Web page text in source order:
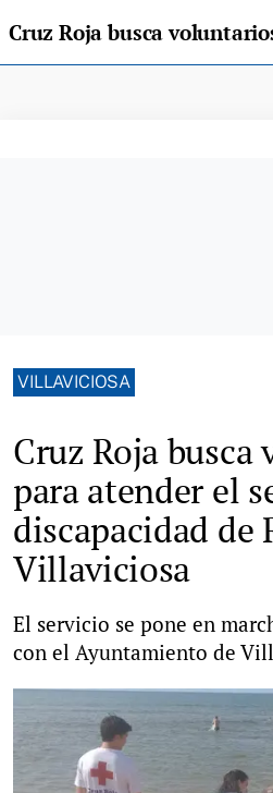
VILLAVICIOSA
Cruz Roja
para atender el
discapacidad de
Villaviciosa
El servicio se pone en
con el Ayuntamiento de